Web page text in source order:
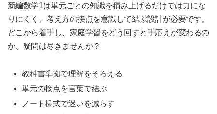
新編数学1は単元ごとの知識を積み上げるだけでは力にな
りにくく、考え方の接点を意識して結ぶ設計が必要です。
どこから着手し、家庭学習をどう回すと手応えが変わるの
か、疑問は尽きませんか？
教科書準拠で理解をそろえる
単元の接点を言葉で結ぶ
ノート様式で迷いを減らす